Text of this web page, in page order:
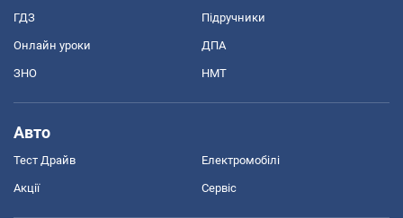
ГДЗ Підручники
Онлайн уроки ДПА
ЗНО НМТ
Авто
Тест Драйв Електромобілі
Акції Сервіс